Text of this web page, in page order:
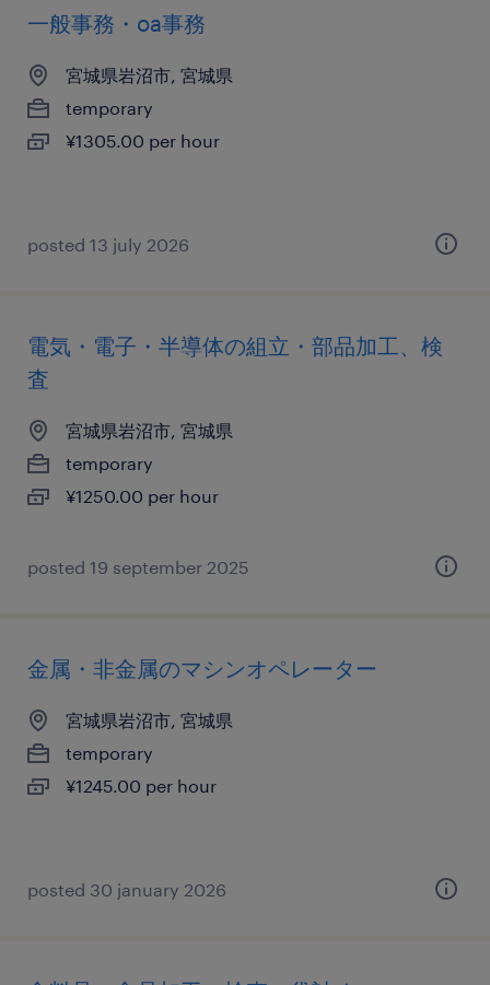
一般事務・oa事務
宮城県岩沼市, 宮城県
temporary
¥1305.00 per hour
posted 13 july 2026
電気・電子・半導体の組立・部品加工、検
査
宮城県岩沼市, 宮城県
temporary
¥1250.00 per hour
posted 19 september 2025
金属・非金属のマシンオペレーター
宮城県岩沼市, 宮城県
temporary
¥1245.00 per hour
posted 30 january 2026